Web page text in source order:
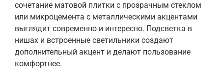
сочетание матовой плитки с прозрачным стеклом
или микроцемента с металлическими акцентами
выглядит современно и интересно. Подсветка в
нишах и встроенные светильники создают
дополнительный акцент и делают пользование
комфортнее.